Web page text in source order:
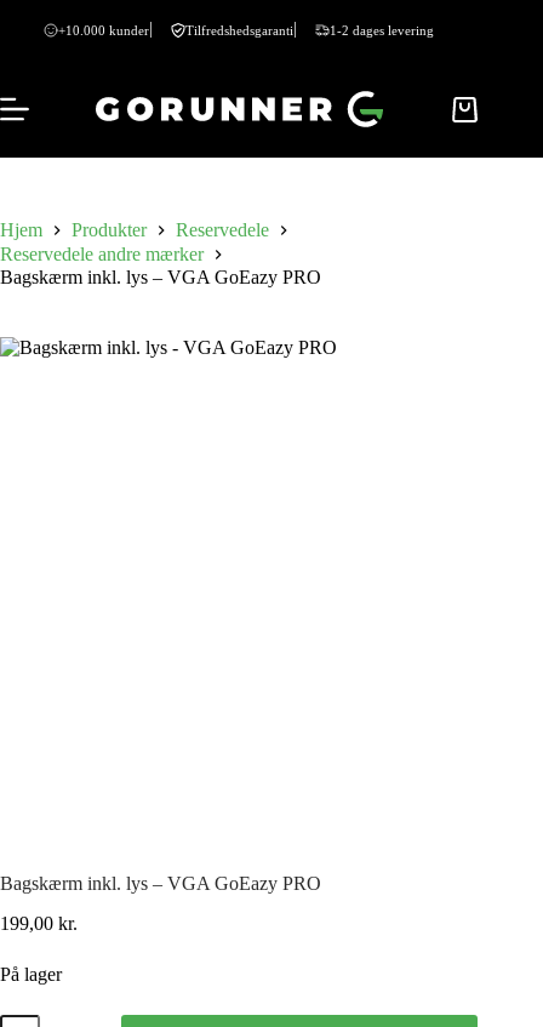
+10.000 kunder Tilfredshedsgaranti 1-2 dages levering
Hjem Produkter
Reservedele
Reservedele andre mærker
Bagskærm inkl. lys – VGA GoEazy PRO
Bagskærm inkl. lys – VGA GoEazy PRO
199,00 kr.
På lager